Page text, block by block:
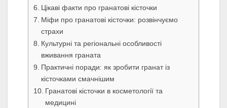
Цікаві факти про гранатові кісточки
Міфи про гранатові кісточки: розвінчуємо
страхи
Культурні та регіональні особливості
вживання граната
Практичні поради: як зробити гранат із
кісточками смачнішим
Гранатові кісточки в косметології та
медицині